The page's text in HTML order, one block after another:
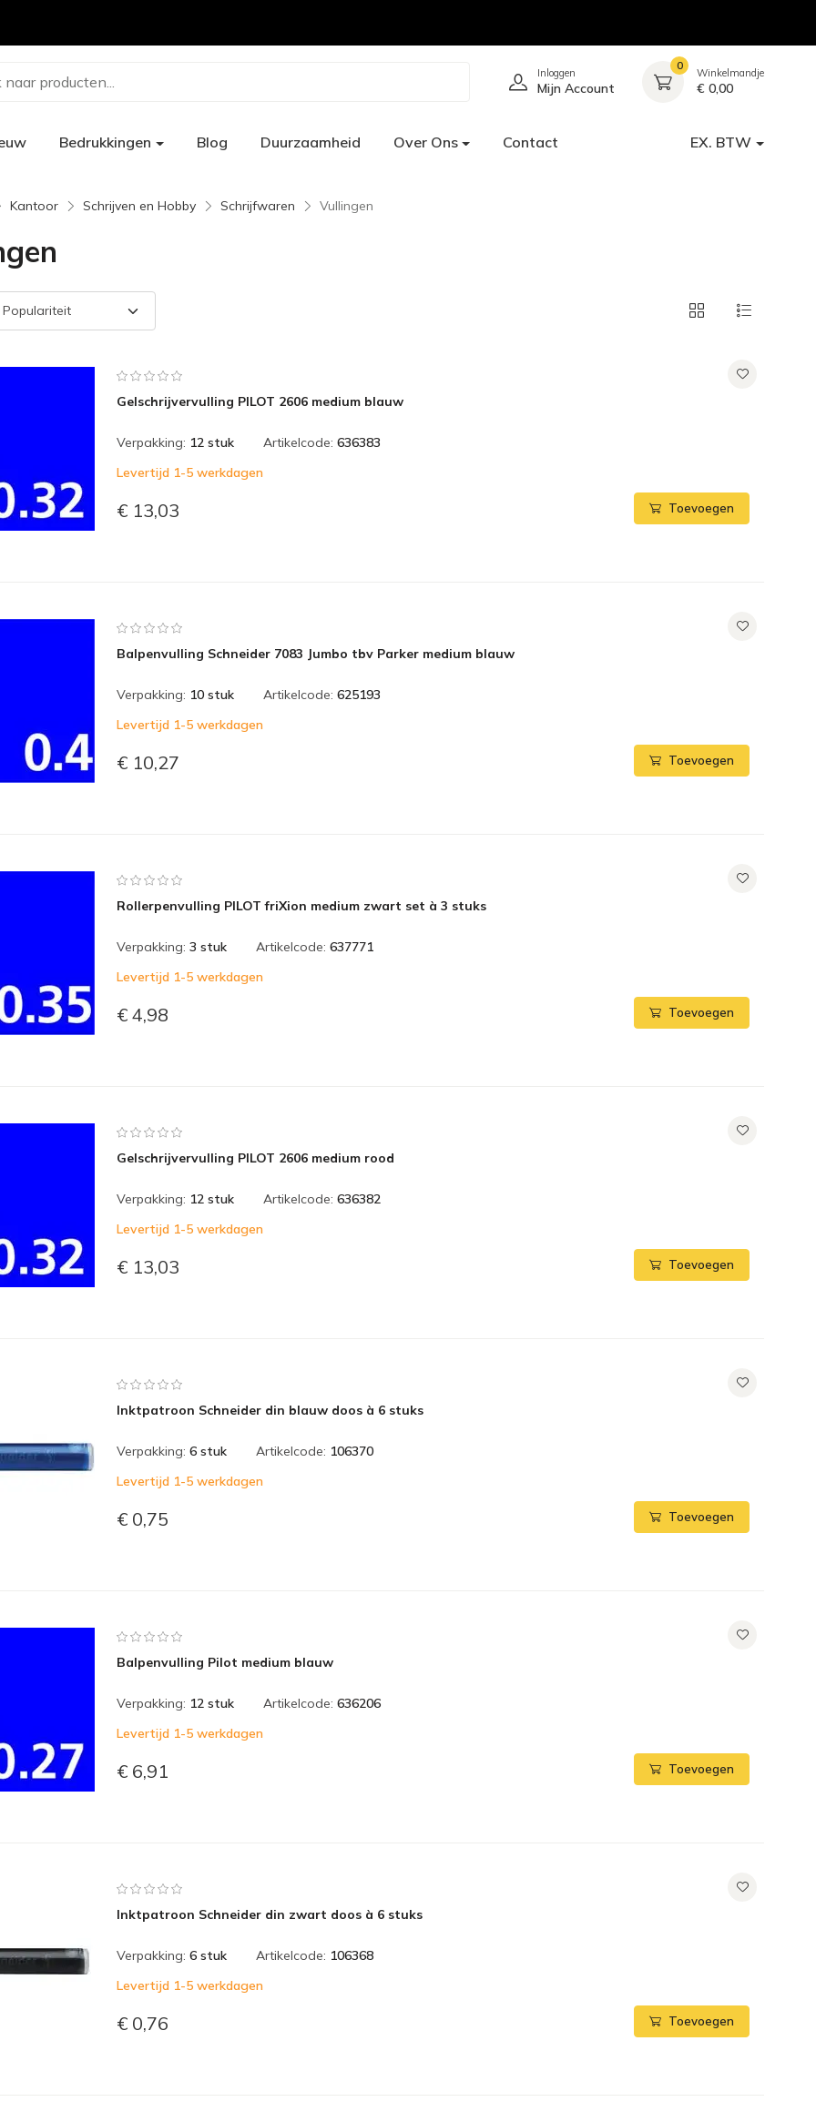
naar producten... Inloggen
Mijn Account
0
Winkelmandje
€ 0,00
Bedrukkingen Blog Duurzaamheid Over Ons Contact EX. BTW
Kantoor Schrijven en Hobby Schrijfwaren Vullingen
Gelschrijvervulling PILOT 2606 medium blauw
Verpakking: 12 stuk Artikelcode: 636383
Levertijd 1-5 werkdagen
€ 13,03 Toevoegen
Balpenvulling Schneider 7083 Jumbo tbv Parker medium blauw
Verpakking: 10 stuk Artikelcode: 625193
Levertijd 1-5 werkdagen
€ 10,27 Toevoegen
Rollerpenvulling PILOT friXion medium zwart set à 3 stuks
Verpakking: 3 stuk Artikelcode: 637771
Levertijd 1-5 werkdagen
€ 4,98 Toevoegen
Gelschrijvervulling PILOT 2606 medium rood
Verpakking: 12 stuk Artikelcode: 636382
Levertijd 1-5 werkdagen
€ 13,03 Toevoegen
Inktpatroon Schneider din blauw doos à 6 stuks
Verpakking: 6 stuk Artikelcode: 106370
Levertijd 1-5 werkdagen
€ 0,75 Toevoegen
Balpenvulling Pilot medium blauw
Verpakking: 12 stuk Artikelcode: 636206
Levertijd 1-5 werkdagen
€ 6,91 Toevoegen
Inktpatroon Schneider din zwart doos à 6 stuks
Verpakking: 6 stuk Artikelcode: 106368
Levertijd 1-5 werkdagen
€ 0,76 Toevoegen